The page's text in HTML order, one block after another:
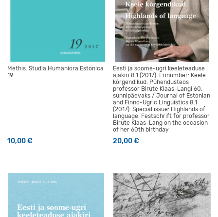
Methis. Studia Humaniora Estonica
19
10,00€
Eesti ja soome-ugri keeleteaduse
ajakiri 8.1 (2017). Erinumber: Keele
kõrgendikud. Pühendusteos
professor Birute Klaas-Langi 60.
sünnipäevaks / Journal of Estonian
and Finno-Ugric Linguistics 8.1
(2017). Special issue: Highlands of
language. Festschrift for professor
Birute Klaas-Lang on the occasion
of her 60th birthday
20,00€